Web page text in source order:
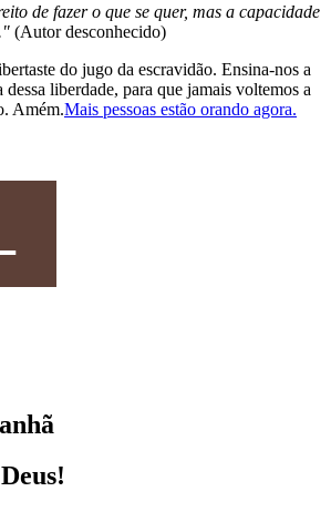
de fazer o que se quer, mas a capacidade
(Autor desconhecido)
do jugo da escravidão. Ensina-nos a
liberdade, para que jamais voltemos a
Amém.Mais pessoas estão orando agora.